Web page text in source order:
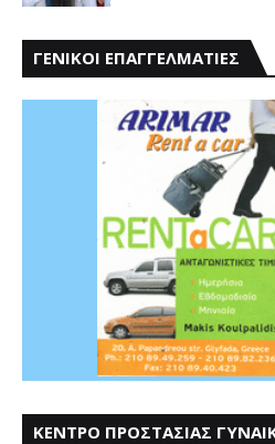
ΓΕΝΙΚΟΙ ΕΠΑΓΓΕΛΜΑΤΙΕΣ
ΚΕΝΤΡΟ ΠΡΟΣΤΑΣΙΑΣ